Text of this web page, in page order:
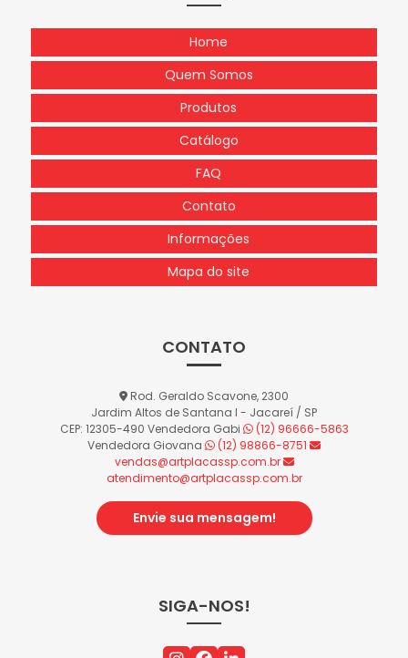
Home
Quem Somos
Produtos
Catálogo
FAQ
Contato
Informações
Mapa do site
CONTATO
Rod. Geraldo Scavone, 2300
Jardim Altos de Santana I - Jacareí / SP
CEP: 12305-490 Vendedora Gabi
(12) 96666-5863
Vendedora Giovana
(12) 98866-8751
vendas@artplacassp.com.br
atendimento@artplacassp.com.br
Envie sua mensagem!
SIGA-NOS!